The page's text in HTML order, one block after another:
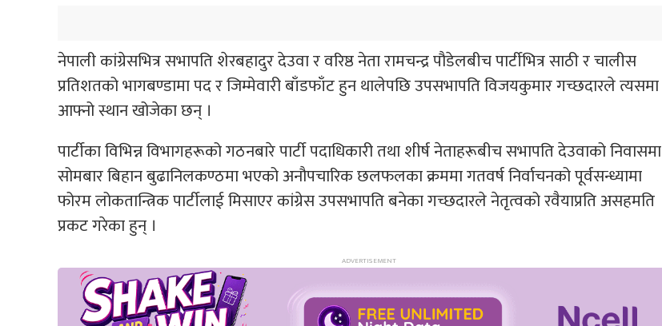
नेपाली कांग्रेसभित्र सभापति शेरबहादुर देउवा र वरिष्ठ नेता रामचन्द्र पौडेलबीच पार्टीभित्र साठी र चालीस
प्रतिशतको भागबण्डामा पद र जिम्मेवारी बाँडफाँट हुन थालेपछि उपसभापति विजयकुमार गच्छदारले त्यसमा
आफ्नो स्थान खोजेका छन् ।
पार्टीका विभिन्न विभागहरूको गठनबारे पार्टी पदाधिकारी तथा शीर्ष नेताहरूबीच सभापति देउवाको निवासमा
सोमबार बिहान बुढानिलकण्ठमा भएको अनौपचारिक छलफलका क्रममा गतवर्ष निर्वाचनको पूर्वसन्ध्यामा
फोरम लोकतान्त्रिक पार्टीलाई मिसाएर कांग्रेस उपसभापति बनेका गच्छदारले नेतृत्वको रवैयाप्रति असहमति
प्रकट गरेका हुन् ।